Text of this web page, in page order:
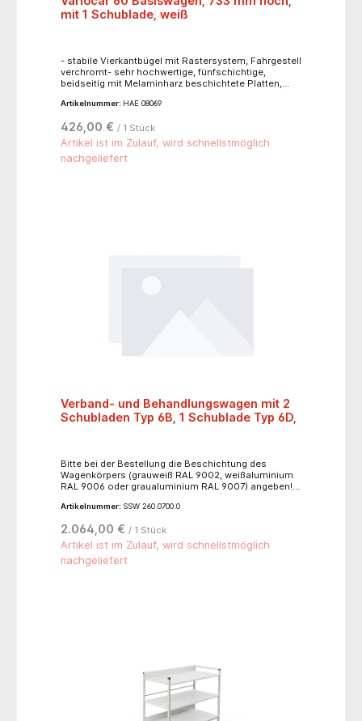
mit 1 Schublade, weiß
- stabile Vierkantbügel mit Rastersystem, Fahrgestell
verchromt- sehr hochwertige, fünfschichtige,
beidseitig mit Melaminharz beschichtete Platten,
Chemikalien- leichtgängige Kugel-Teleskop-
Leichtlaufrollen Ø 75 mm- Gesamtbelastung bis ca.
50 kg- Platten bis ca. 20 kg- Schublade bis ca. 5 kg-
jederzeit nachrüstbar (bis zu 3 weitere Schubladen)-
Maße: 600 x 451 x 733 mm (B x T x H)
Artikelnummer: HAE 08069
426,00 € / 1 Stück
Artikel ist im Zulauf, wird schnellstmöglich
nachgeliefert
Verband- und Behandlungswagen mit 2
Schubladen Typ 6B, 1 Schublade Typ 6D,
Bitte bei der Bestellung die Beschichtung des
Wagenkörpers (grauweiß RAL 9002, weißaluminium
RAL 9006 oder graualuminium RAL 9007) angeben!
möglich (Aufpreis von EUR 145,00 Nr. 200.6030.0).
Farbpalette.4 geschlossene Doppelrollen Ø 125 mm,
aus Kunststoff, kugelgelagert, elektrisch leitend,
davon 2 Rollen mit Totalfeststeller und 1 Rolle mit
Richtungsfeststeller, Fahrwerksabdeckung
Artikelnummer: SSW 260.0700.0
2.064,00 € / 1 Stück
Artikel ist im Zulauf, wird schnellstmöglich
nachgeliefert